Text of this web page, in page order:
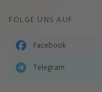
FOLGE UNS AUF
Facebook
Telegram